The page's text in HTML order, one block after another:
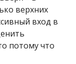
верхних
вход в
потому что